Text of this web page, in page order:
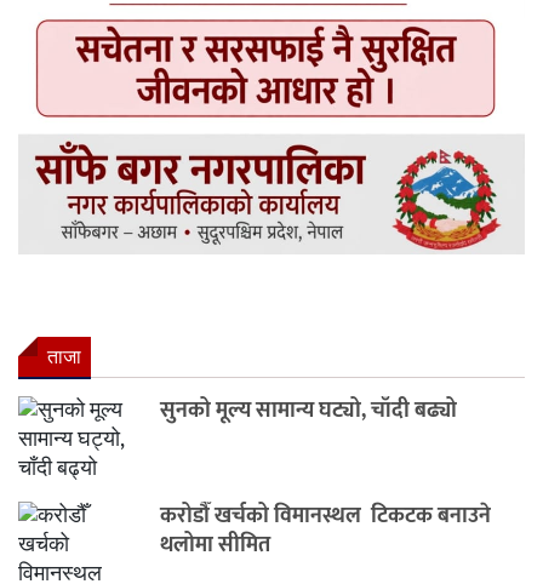
ताजा
सुनको मूल्य सामान्य घट्यो, चाँदी बढ्यो
करोडौँ खर्चको विमानस्थल टिकटक बनाउने
थलोमा सीमित